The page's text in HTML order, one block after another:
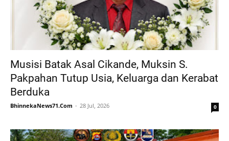
Musisi Batak Asal Cikande, Muksin S.
Pakpahan Tutup Usia, Keluarga dan Kerabat
Berduka
BhinnekaNews71.Com 28 Jul, 2026 0